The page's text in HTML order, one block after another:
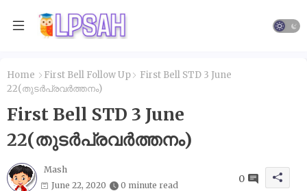
Home First Bell Follow Up
First Bell STD 3 June
22(തുടർപ്രവർത്തനം)
First Bell STD 3 June
22(തുടർപ്രവർത്തനം)
Mash
June 22, 2020
0 minute read
0